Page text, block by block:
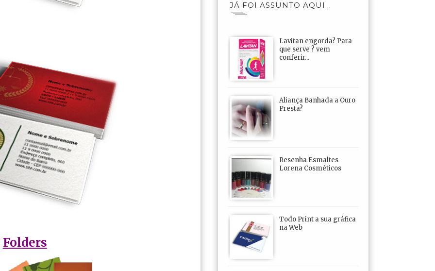
Folders
JÁ FOI ASSUNTO AQUI...
Lavitan engorda? Para
que serve ? vem
conferir...
Aliança Banhada a Ouro
Presta?
Resenha Esmaltes
Lorena Cosméticos
Todo Print a sua gráfica
na Web